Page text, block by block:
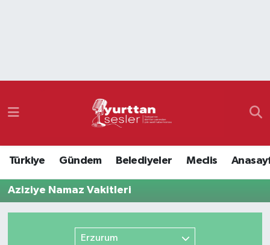
Türkiye Gündem Belediyeler Meclis
Aziziye Namaz Vakitleri
Erzurum
Namaz Vakitleri
Süper Lig Puan Durumu ve Fikstür
Son Dakika Haberleri